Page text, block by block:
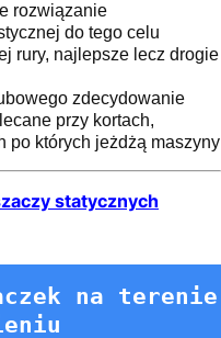
rozwiązanie
do tego celu
rury, najlepsze lecz drogie
zdecydowanie
przy kortach,
po których jeżdżą maszyny
statycznych
na terenie